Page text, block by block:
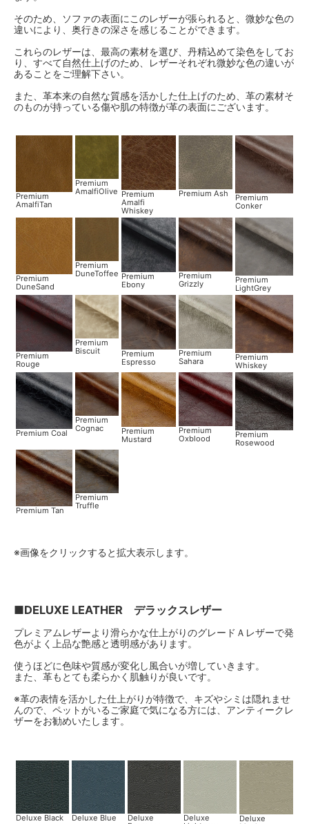
そのため、ソファの表面にこのレザーが張られると、微妙な色の
違いにより、奥行きの深さを感じることができます。
これらのレザーは、最高の素材を選び、丹精込めて染色をしてお
り、すべて自然仕上げのため、レザーそれぞれ微妙な色の違いが
あることをご理解下さい。
また、革本来の自然な質感を活かした仕上げのため、革の素材そ
のものが持っている傷や肌の特徴が革の表面にございます。
Premium
AmalfiTan
Premium
AmalfiOlive Premium
Amalfi
Whiskey
Premium Ash
Premium
Conker
Premium
DuneSand
Premium
DuneToffee Premium
Ebony
Premium
Grizzly
Premium
LightGrey
Premium
Rouge
Premium
Biscuit
Premium
Espresso
Premium
Sahara
Premium
Whiskey
Premium Coal
Premium
Cognac
Premium
Mustard
Premium
Oxblood
Premium
Rosewood
Premium Tan
Premium
Truffle
※画像をクリックすると拡大表示します。
■DELUXE LEATHER デラックスレザー
プレミアムレザーより滑らかな仕上がりのグレードＡレザーで発
色がよく上品な艶感と透明感があります。
使うほどに色味や質感が変化し風合いが増していきます。
また、革もとても柔らかく肌触りが良いです。
※革の表情を活かした仕上がりが特徴で、キズやシミは隠れませ
んので、ペットがいるご家庭で気になる方には、アンティークレ
ザーをお勧めいたします。
Deluxe Black Deluxe Blue
Deluxe
Deluxe
Deluxe